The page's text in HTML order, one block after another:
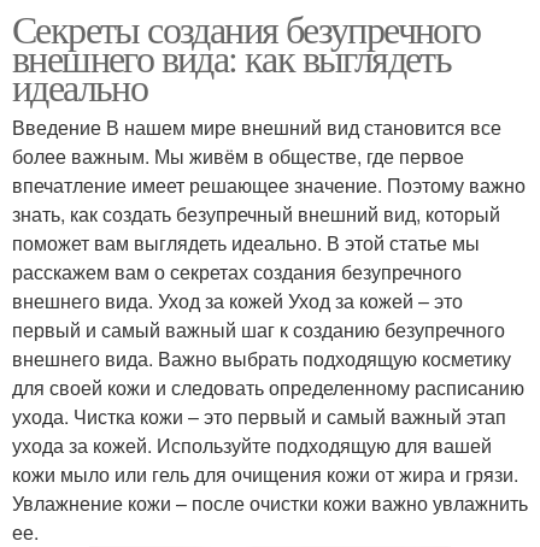
Секреты создания безупречного
внешнего вида: как выглядеть
идеально
Введение В нашем мире внешний вид становится все
более важным. Мы живём в обществе, где первое
впечатление имеет решающее значение. Поэтому важно
знать, как создать безупречный внешний вид, который
поможет вам выглядеть идеально. В этой статье мы
расскажем вам о секретах создания безупречного
внешнего вида. Уход за кожей Уход за кожей – это
первый и самый важный шаг к созданию безупречного
внешнего вида. Важно выбрать подходящую косметику
для своей кожи и следовать определенному расписанию
ухода. Чистка кожи – это первый и самый важный этап
ухода за кожей. Используйте подходящую для вашей
кожи мыло или гель для очищения кожи от жира и грязи.
Увлажнение кожи – после очистки кожи важно увлажнить
ее.